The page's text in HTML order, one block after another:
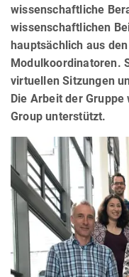
wissenschaftliche
wissenschaftlichen
hauptsächlich aus
Modulkoordinatoren.
virtuellen Sitzungen
Die Arbeit der
Group unterstützt.